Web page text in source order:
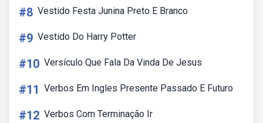
#8 Vestido Festa Junina Preto E Branco
#9 Vestido Do Harry Potter
#10 Versículo Que Fala Da Vinda De Jesus
#11 Verbos Em Ingles Presente Passado E Futuro
#12 Verbos Com Terminação Ir